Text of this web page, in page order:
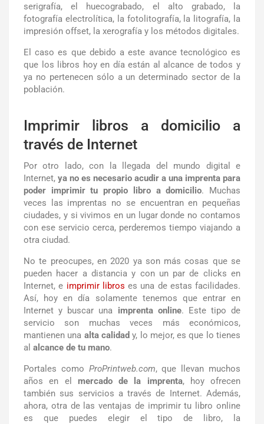
serigrafía, el huecograbado, el alto grabado, la
fotografía electrolítica, la fotolitografía, la litografía, la
impresión offset, la xerografía y los métodos digitales.
El caso es que debido a este avance tecnológico es
que los libros hoy en día están al alcance de todos y
ya no pertenecen sólo a un determinado sector de la
población.
Imprimir libros a domicilio a
través de Internet
Por otro lado, con la llegada del mundo digital e
Internet, ya no es necesario acudir a una imprenta para
poder imprimir tu propio libro a domicilio. Muchas
veces las imprentas no se encuentran en pequeñas
ciudades, y si vivimos en un lugar donde no contamos
con ese servicio cerca, perderemos tiempo viajando a
otra ciudad.
No te preocupes, en 2020 ya son más cosas que se
pueden hacer a distancia y con un par de clicks en
Internet, e imprimir libros es una de estas facilidades.
Así, hoy en día solamente tenemos que entrar en
Internet y buscar una imprenta online. Este tipo de
servicio son muchas veces más económicos,
mantienen una alta calidad y, lo mejor, es que lo tienes
al alcance de tu mano.
Portales como ProPrintweb.com, que llevan muchos
años en el mercado de la imprenta, hoy ofrecen
también sus servicios a través de Internet. Además,
ahora, otra de las ventajas de imprimir tu libro online
es que puedes elegir el tipo de libro, la